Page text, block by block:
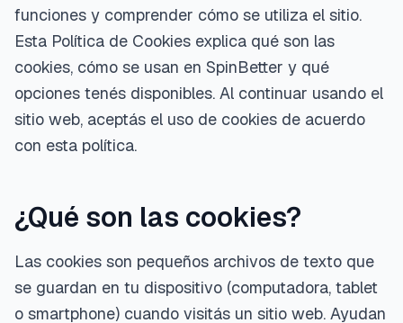
funciones y comprender cómo se utiliza el sitio.
Esta Política de Cookies explica qué son las
cookies, cómo se usan en SpinBetter y qué
opciones tenés disponibles. Al continuar usando el
sitio web, aceptás el uso de cookies de acuerdo
con esta política.
¿Qué son las cookies?
Las cookies son pequeños archivos de texto que
se guardan en tu dispositivo (computadora, tablet
o smartphone) cuando visitás un sitio web. Ayudan